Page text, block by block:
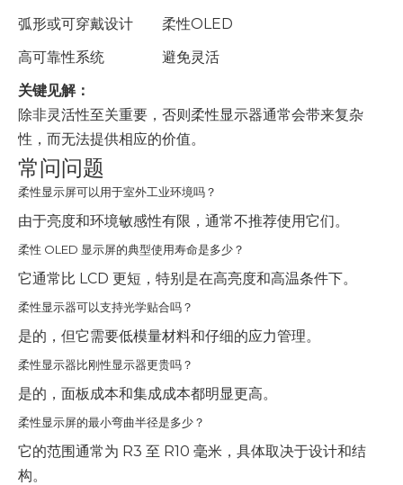
弧形或可穿戴设计
柔性OLED
高可靠性系统
避免灵活
关键见解：
除非灵活性至关重要，否则柔性显示器通常会带来复杂
性，而无法提供相应的价值。
常问问题
柔性显示屏可以用于室外工业环境吗？
由于亮度和环境敏感性有限，通常不推荐使用它们。
柔性 OLED 显示屏的典型使用寿命是多少？
它通常比 LCD 更短，特别是在高亮度和高温条件下。
柔性显示器可以支持光学贴合吗？
是的，但它需要低模量材料和仔细的应力管理。
柔性显示器比刚性显示器更贵吗？
是的，面板成本和集成成本都明显更高。
柔性显示屏的最小弯曲半径是多少？
它的范围通常为 R3 至 R10 毫米，具体取决于设计和结
构。